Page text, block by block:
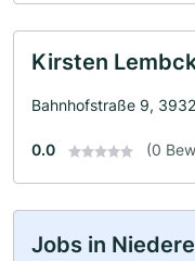
Kirsten
Bahnhofstraße 9,
0.0 (0
Jobs in